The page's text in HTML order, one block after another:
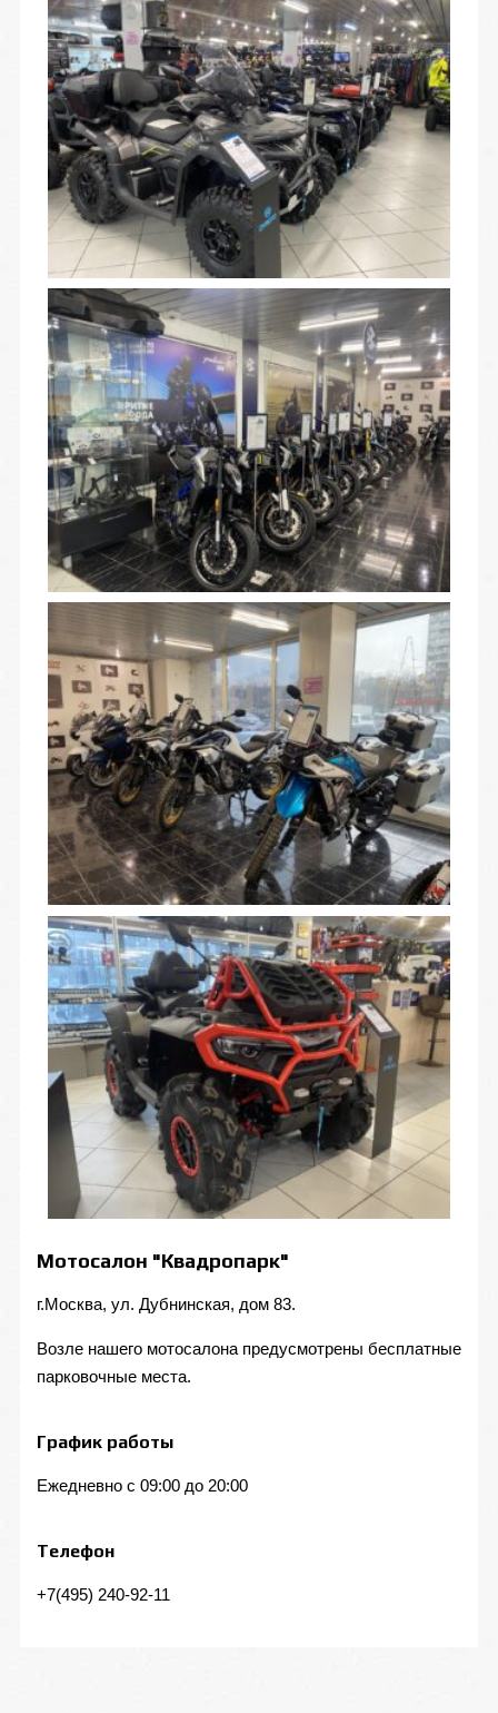
Мотосалон "Квадропарк"
г.Москва, ул. Дубнинская, дом 83.
Возле нашего мотосалона предусмотрены бесплатные
парковочные места.
График работы
Ежедневно с 09:00 до 20:00
Телефон
+7(495) 240-92-11